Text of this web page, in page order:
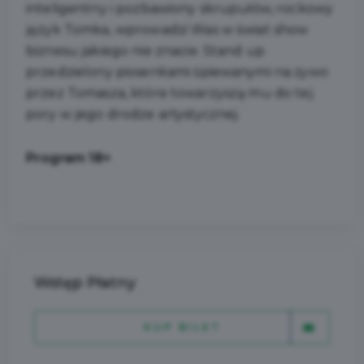
inteligentny i pozbawiony skrupułów, rockowy
język Tomka, wprowadzi Was w świat show
biznesu jakiego nie znacie. Stand up
przedzielony piosenkami śpiewanymi na żywo
przez Tomasza, które towarzyszą mu do tej
pory w jego drodze artystycznej.
Program 18+
Wstęp Płatny